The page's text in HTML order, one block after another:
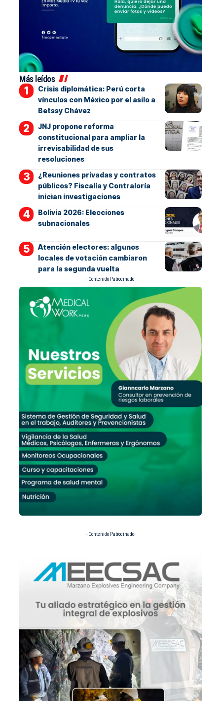
Más leídos
Crisis diplomática: Perú corta
vínculos con México por el asilo a
Betssy Chávez
JNJ propone reforma
constitucional para ampliar la
irrevisabilidad de sus
resoluciones
¿Reuniones privadas y contratos
públicos? Fiscalía y Contraloría
inician investigaciones
Bolivia 2026: Elecciones
subnacionales
Atención electores: algunos
locales de votación cambiaron
para la segunda vuelta
- Contenido Patrocinado-
- Contenido Patrocinado-